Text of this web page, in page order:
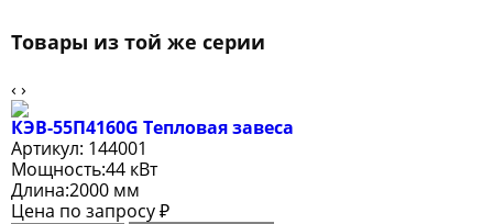
Товары из той же серии
‹ ›
КЭВ-55П4160G Тепловая завеса
Артикул: 144001
Мощность:44 кВт
Длина:2000 мм
Цена по запросу ₽